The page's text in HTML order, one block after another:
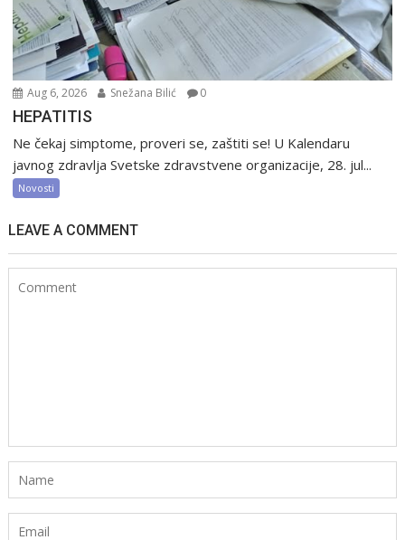
Aug 6, 2026 Snežana Bilić 0
HEPATITIS
Ne čekaj simptome, proveri se, zaštiti se! U Kalendaru
javnog zdravlja Svetske zdravstvene organizacije, 28. jul...
Novosti
LEAVE A COMMENT